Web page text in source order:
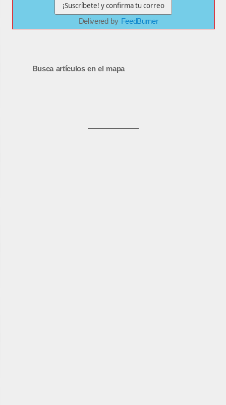
Delivered by FeedBurner
Busca artículos en el mapa